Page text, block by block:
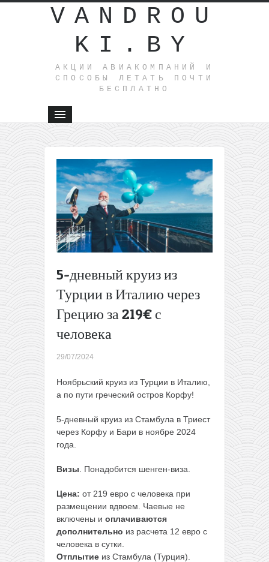
VANDROU
KI.BY
АКЦИИ АВИАКОМПАНИЙ И
СПОСОБЫ ЛЕТАТЬ ПОЧТИ
БЕСПЛАТНО
5-дневный круиз из
Турции в Италию через
Грецию за 219€ с
человека
29/07/2024
Ноябрьский круиз из Турции в Италию,
а по пути греческий остров Корфу!
5-дневный круиз из Стамбула в Триест
через Корфу и Бари в ноябре 2024
года.
Визы . Понадобится шенген-виза.
Цена: от 219 евро с человека при
размещении вдвоем. Чаевые не
включены и оплачиваются
дополнительно из расчета 12 евро с
человека в сутки.
Отплытие из Стамбула (Турция).
Заброс
из
Литвы в
Италию
(Милан)
от 15€ в
сторону
поезда по